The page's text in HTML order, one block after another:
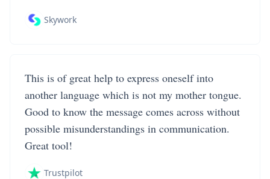
Skywork
This is of great help to express oneself into
another language which is not my mother tongue.
Good to know the message comes across without
possible misunderstandings in communication.
Great tool!
Trustpilot